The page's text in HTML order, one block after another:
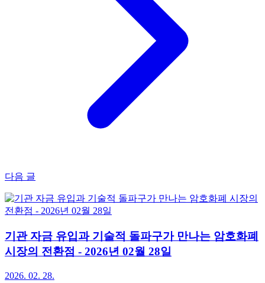
다음 글
기관 자금 유입과 기술적 돌파구가 만나는 암호화폐
시장의 전환점 - 2026년 02월 28일
2026. 02. 28.